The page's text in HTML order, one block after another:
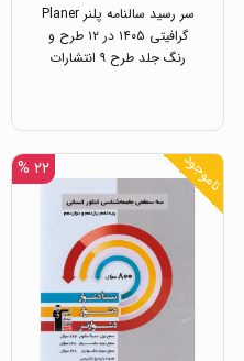
سر رسید سالنامه پلنر Planer
گرافیتی ۱۴۰۵ در ۱۲ طرح و
رنگ جلد طرح ۹ انتشارات
ناموجود ۲۲ %